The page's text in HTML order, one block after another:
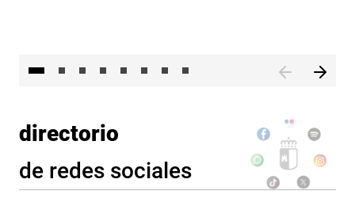
directorio
de redes sociales